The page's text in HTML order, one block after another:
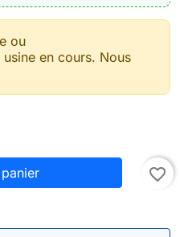
ou
en cours. Nous
favorite_border